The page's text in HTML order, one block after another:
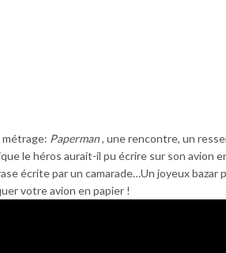
métrage: Paperman, une rencontre, un
le héros aurait-il pu écrire sur son avion
écrite par un camarade…Un joyeux
votre avion en papier !